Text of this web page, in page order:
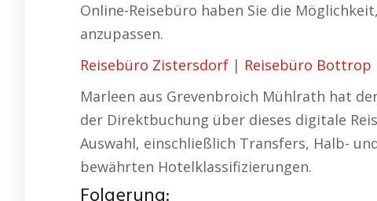
Online-Reisebüro haben Sie die
anzupassen.
Reisebüro Zistersdorf | Reisebüro Bottrop
Marleen aus Grevenbroich Mühlrath hat
der Direktbuchung über dieses digitale
Auswahl, einschließlich Transfers, Halb-
bewährten Hotelklassifizierungen.